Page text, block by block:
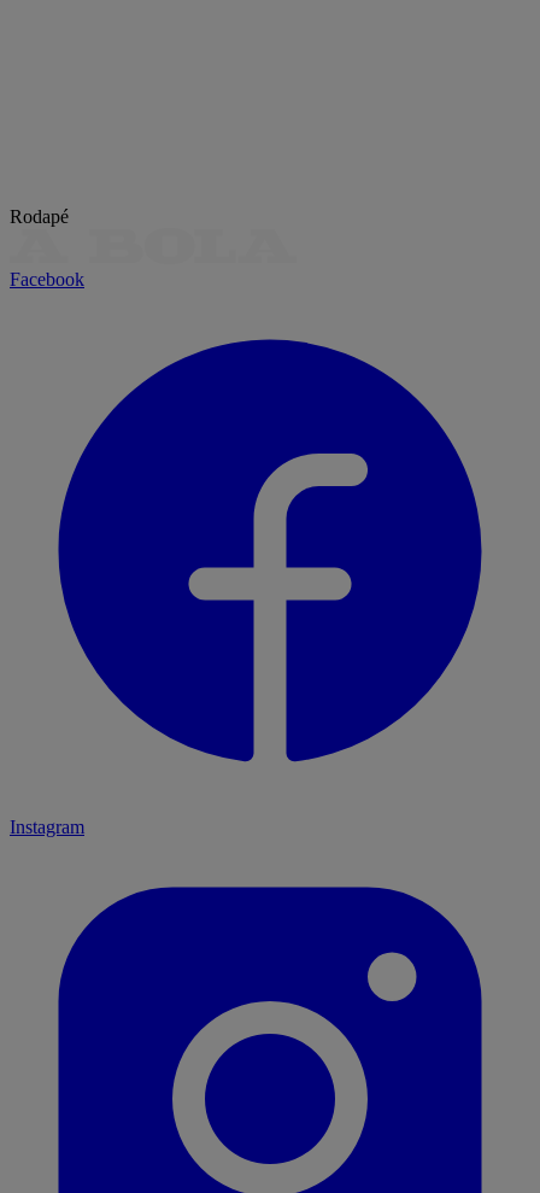
Rodapé
Facebook
Instagram